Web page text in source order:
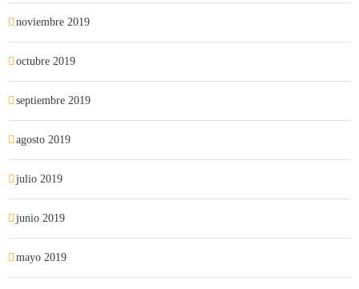
noviembre 2019
octubre 2019
septiembre 2019
agosto 2019
julio 2019
junio 2019
mayo 2019